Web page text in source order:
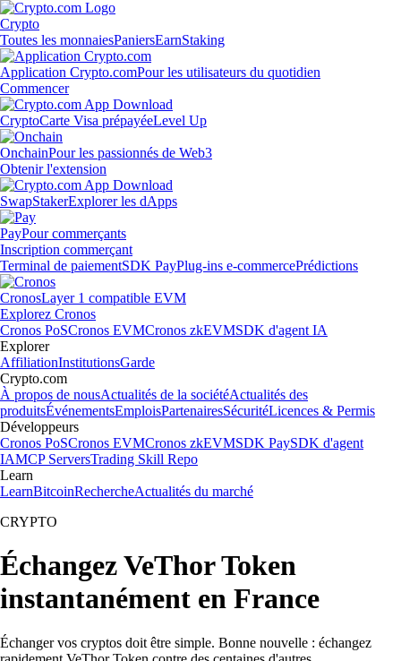
Crypto
Toutes les monnaiesPaniersEarnStaking
Application Crypto.comPour les utilisateurs du quotidien
Commencer
CryptoCarte Visa prépayéeLevel Up
OnchainPour les passionnés de Web3
Obtenir l'extension
SwapStakerExplorer les dApps
PayPour commerçants
Inscription commerçant
Terminal de paiementSDK PayPlug-ins e-commercePrédictions
CronosLayer 1 compatible EVM
Explorez Cronos
Cronos PoSCronos EVMCronos zkEVMSDK d'agent IA
Explorer
AffiliationInstitutionsGarde
Crypto.com
À propos de nousActualités de la sociétéActualités des
produitsÉvénementsEmploisPartenairesSécuritéLicences & Permis
Développeurs
Cronos PoSCronos EVMCronos zkEVMSDK PaySDK d'agent
IAMCP ServersTrading Skill Repo
Learn
LearnBitcoinRechercheActualités du marché
CRYPTO
Échangez VeThor Token
instantanément en France
Échanger vos cryptos doit être simple. Bonne nouvelle : échangez